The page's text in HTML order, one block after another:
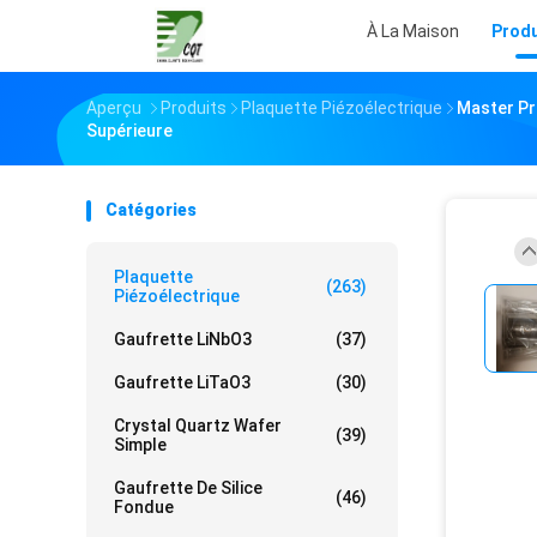
À La Maison
Aperçu Produits Plaquette Piézoélectrique
Master
Supérieure
Catégories
Plaquette
Piézoélectrique
(263)
Gaufrette LiNbO3 (37)
Gaufrette LiTaO3 (30)
Crystal Quartz Wafer
Simple
(39)
Gaufrette De Silice
Fondue
(46)